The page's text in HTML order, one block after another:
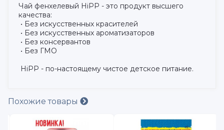
Чай фенхелевый HiPP - это продукт высшего
качества:
• Без искусственных красителей
• Без искусственных ароматизаторов
• Без консервантов
• Без ГМО
HiPP - по-настоящему чистое детское питание.
Похожие товары